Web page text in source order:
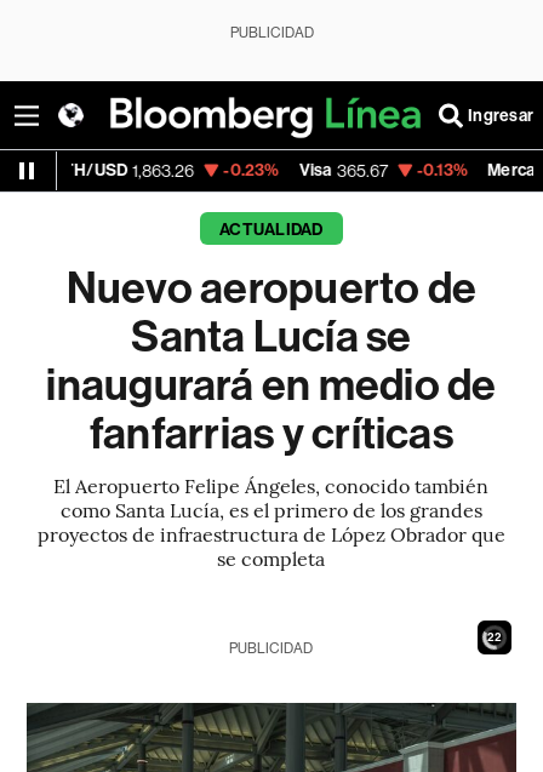
PUBLICIDAD
Ingresar
-0.23% Visa 365.67 -0.13% MercadoLibre 1,900.47
ACTUALIDAD
Nuevo aeropuerto de
Santa Lucía se
inaugurará en medio de
fanfarrias y críticas
El Aeropuerto Felipe Ángeles, conocido también
como Santa Lucía, es el primero de los grandes
proyectos de infraestructura de López Obrador que
se completa
20
PUBLICIDAD